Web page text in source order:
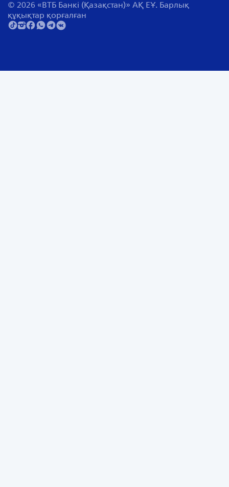
© 2026 «ВТБ Банкі (Қазақстан)» АҚ ЕҰ. Барлық
құқықтар қорғалған